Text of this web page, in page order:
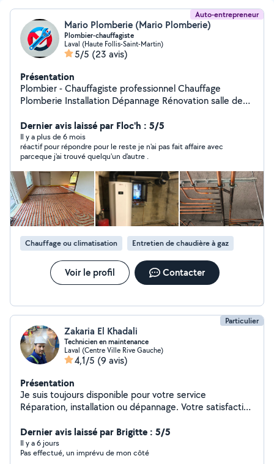
Auto-entrepreneur
Mario Plomberie (Mario Plomberie)
Plombier-chauffagiste
Laval (Haute Follis-Saint-Martin)
5/5 (23 avis)
Présentation
Plombier - Chauffagiste professionnel Chauffage
Plomberie Installation Dépannage Rénovation salle de
en main
Dernier avis laissé par Floc'h : 5/5
Il y a plus de 6 mois
réactif pour répondre pour le reste je n'ai pas fait affaire avec
parceque j'ai trouvé quelqu'un d'autre .
Chauffage ou climatisation Entretien de chaudière à gaz
Voir le profil Contacter
Particulier
Zakaria El Khadali
Technicien en maintenance
Laval (Centre Ville Rive Gauche)
4,1/5 (9 avis)
Présentation
Je suis toujours disponible pour votre service
Réparation, installation ou dépannage. Votre satisfaction
Dernier avis laissé par Brigitte : 5/5
Il y a 6 jours
Pas effectué, un imprévu de mon côté